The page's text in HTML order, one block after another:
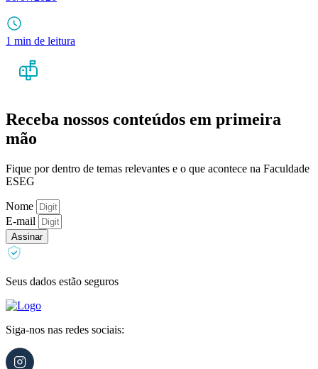
1 min de leitura
Receba nossos conteúdos em primeira
mão
Fique por dentro de temas relevantes e o que acontece na Faculdade
ESEG
Nome
E-mail
Assinar
Seus dados estão seguros
Siga-nos nas redes sociais: